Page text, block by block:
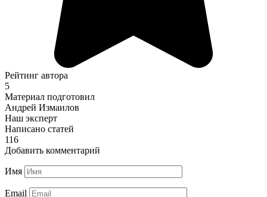
Рейтинг автора
5
Материал подготовил
Андрей Измаилов
Наш эксперт
Написано статей
116
Добавить комментарий
Имя
Email